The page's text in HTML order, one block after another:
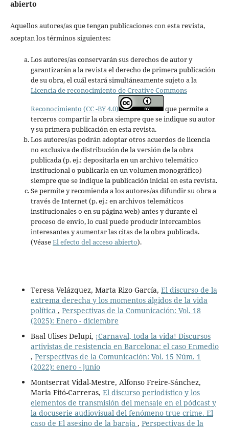
abierto
Aquellos autores/as que tengan publicaciones con esta revista,
aceptan los términos siguientes:
Los autores/as conservarán sus derechos de autor y
garantizarán a la revista el derecho de primera publicación
de su obra, el cuál estará simultáneamente sujeto a la
Licencia de reconocimiento de Creative Commons
Reconocimiento (CC -BY 4.0)
que permite a
terceros compartir la obra siempre que se indique su autor
y su primera publicación en esta revista.
Los autores/as podrán adoptar otros acuerdos de licencia
no exclusiva de distribución de la versión de la obra
publicada (p. ej.: depositarla en un archivo telemático
institucional o publicarla en un volumen monográfico)
siempre que se indique la publicación inicial en esta revista.
Se permite y recomienda a los autores/as difundir su obra a
través de Internet (p. ej.: en archivos telemáticos
institucionales o en su página web) antes y durante el
proceso de envío, lo cual puede producir intercambios
interesantes y aumentar las citas de la obra publicada.
(VéaseEl efecto del acceso abierto).
Teresa Velázquez, Marta Rizo García, El discurso de la
extrema derecha y los momentos álgidos de la vida
política , Perspectivas de la Comunicación: Vol. 18
(2025): Enero - diciembre
Baal Ulises Delupi, ¡Carnaval, toda la vida! Discursos
artivistas de resistencia en Barcelona: el caso Enmedio
, Perspectivas de la Comunicación: Vol. 15 Núm. 1
(2022): enero - junio
Montserrat Vidal-Mestre, Alfonso Freire-Sánchez,
Maria Fitó-Carreras, El discurso periodístico y los
elementos de transmisión del mensaje en el pódcast y
la docuserie audiovisual del fenómeno true crime. El
caso de El asesino de la baraja , Perspectivas de la